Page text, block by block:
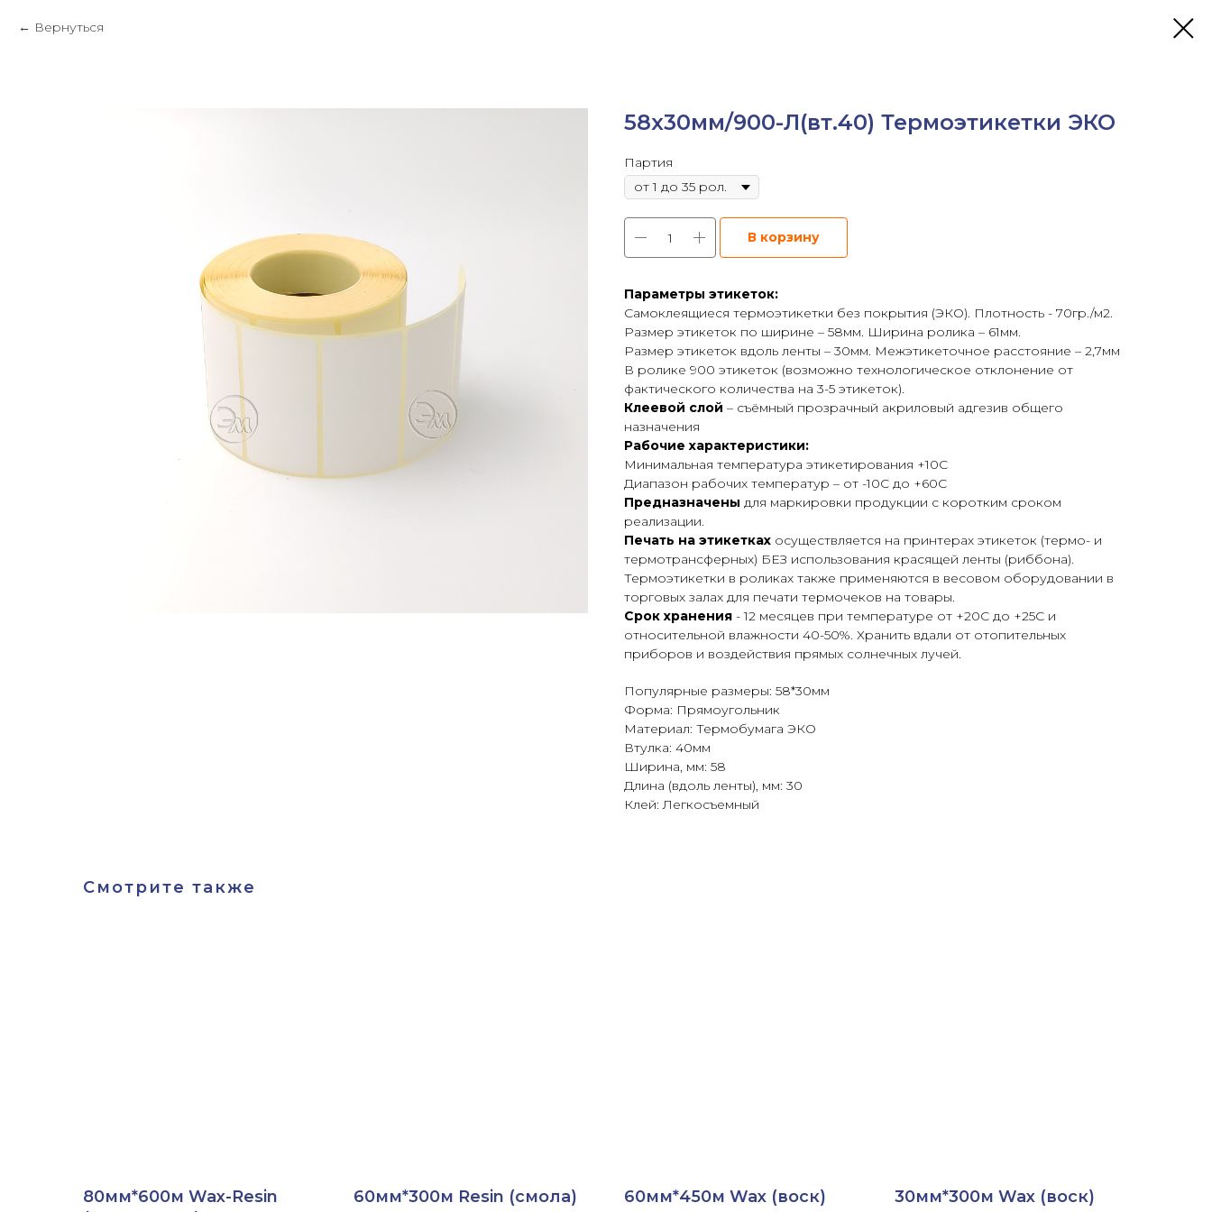
Вернуться
58х30мм/900-Л(вт.40) Термоэтикетки ЭКО
Партия
В корзину
Параметры этикеток:
Самоклеящиеся термоэтикетки без покрытия (ЭКО). Плотность - 70гр./м2.
Размер этикеток по ширине – 58мм. Ширина ролика – 61мм.
Размер этикеток вдоль ленты – 30мм. Межэтикеточное расстояние – 2,7мм
В ролике 900 этикеток (возможно технологическое отклонение от
фактического количества на 3-5 этикеток).
Клеевой слой – съёмный прозрачный акриловый адгезив общего
назначения
Рабочие характеристики:
Минимальная температура этикетирования +10С
Диапазон рабочих температур – от -10С до +60С
Предназначены для маркировки продукции с коротким сроком
реализации.
Печать на этикетках осуществляется на принтерах этикеток (термо- и
термотрансферных) БЕЗ использования красящей ленты (риббона).
Термоэтикетки в роликах также применяются в весовом оборудовании в
торговых залах для печати термочеков на товары.
Срок хранения - 12 месяцев при температуре от +20С до +25С и
относительной влажности 40-50%. Хранить вдали от отопительных
приборов и воздействия прямых солнечных лучей.
Популярные размеры: 58*30мм
Форма: Прямоугольник
Материал: Термобумага ЭКО
Втулка: 40мм
Ширина, мм: 58
Длина (вдоль ленты), мм: 30
Клей: Легкосъемный
Смотрите также
80мм*600м Wax-Resin
60мм*300м Resin (смола) 60мм*450м Wax (воск) 30мм*300м Wax (воск)